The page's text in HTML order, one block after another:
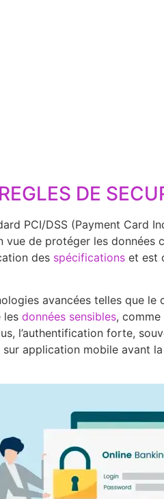
REGLES DE
PCI/DSS (Payment Card
vue de protéger les
des spécifications et est
avancées telles que
les données sensibles,
l’authentification forte,
application mobile avant la